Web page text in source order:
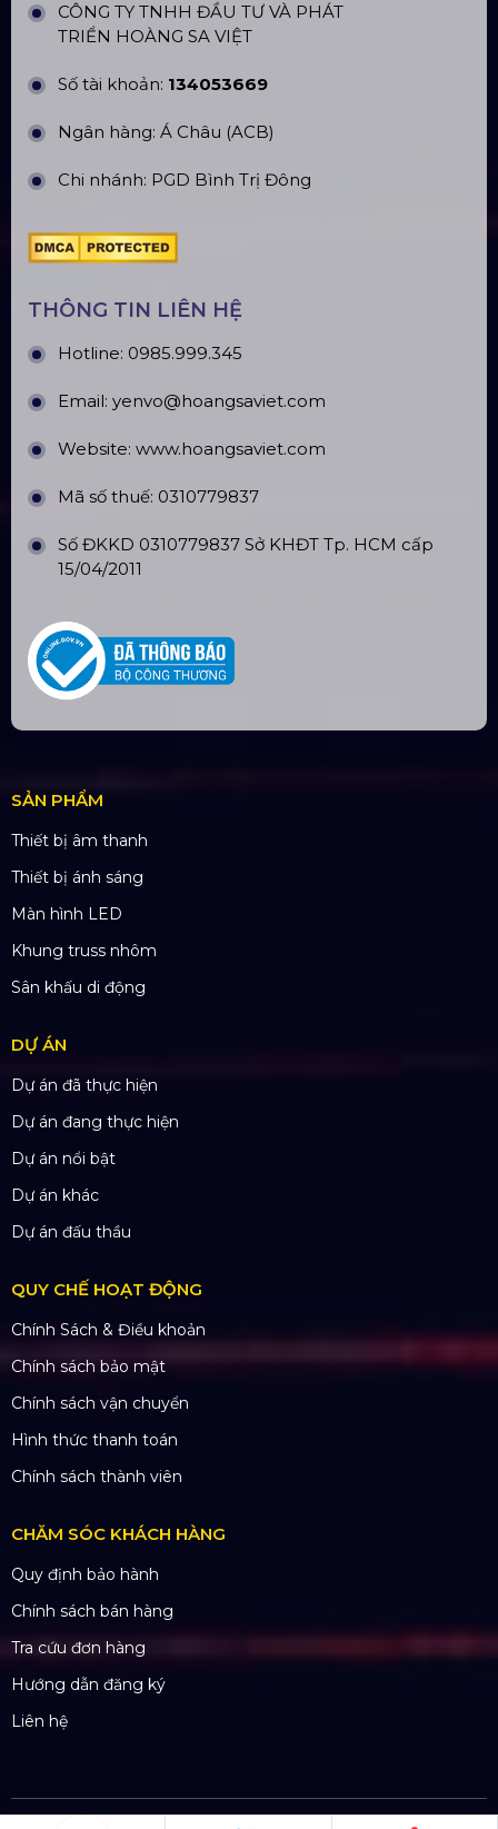
CÔNG TY TNHH ĐẦU TƯ VÀ PHÁT
TRIỂN HOÀNG SA VIỆT
Số tài khoản: 134053669
Ngân hàng: Á Châu (ACB)
Chi nhánh: PGD Bình Trị Đông
THÔNG TIN LIÊN HỆ
Hotline: 0985.999.345
Email: yenvo@hoangsaviet.com
Website: www.hoangsaviet.com
Mã số thuế: 0310779837
Số ĐKKD 0310779837 Sở KHĐT Tp. HCM cấp
15/04/2011
SẢN PHẨM
Thiết bị âm thanh
Thiết bị ánh sáng
Màn hình LED
Khung truss nhôm
Sân khấu di động
DỰ ÁN
Dự án đã thực hiện
Dự án đang thực hiện
Dự án nổi bật
Dự án khác
Dự án đấu thầu
QUY CHẾ HOẠT ĐỘNG
Chính Sách & Điều khoản
Chính sách bảo mật
Chính sách vận chuyển
Hình thức thanh toán
Chính sách thành viên
CHĂM SÓC KHÁCH HÀNG
Quy định bảo hành
Chính sách bán hàng
Tra cứu đơn hàng
Hướng dẫn đăng ký
Liên hệ